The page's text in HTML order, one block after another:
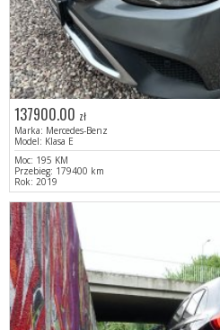
137900.00 zł
Marka: Mercedes-Benz
Model: Klasa E
Moc: 195 KM
Przebieg: 179400 km
Rok: 2019